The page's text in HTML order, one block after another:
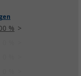
%